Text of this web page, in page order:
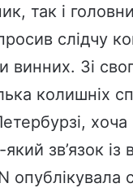
так і
слідчу
винних. Зі
колишніх
хоча
зв’язок із
опублікувала